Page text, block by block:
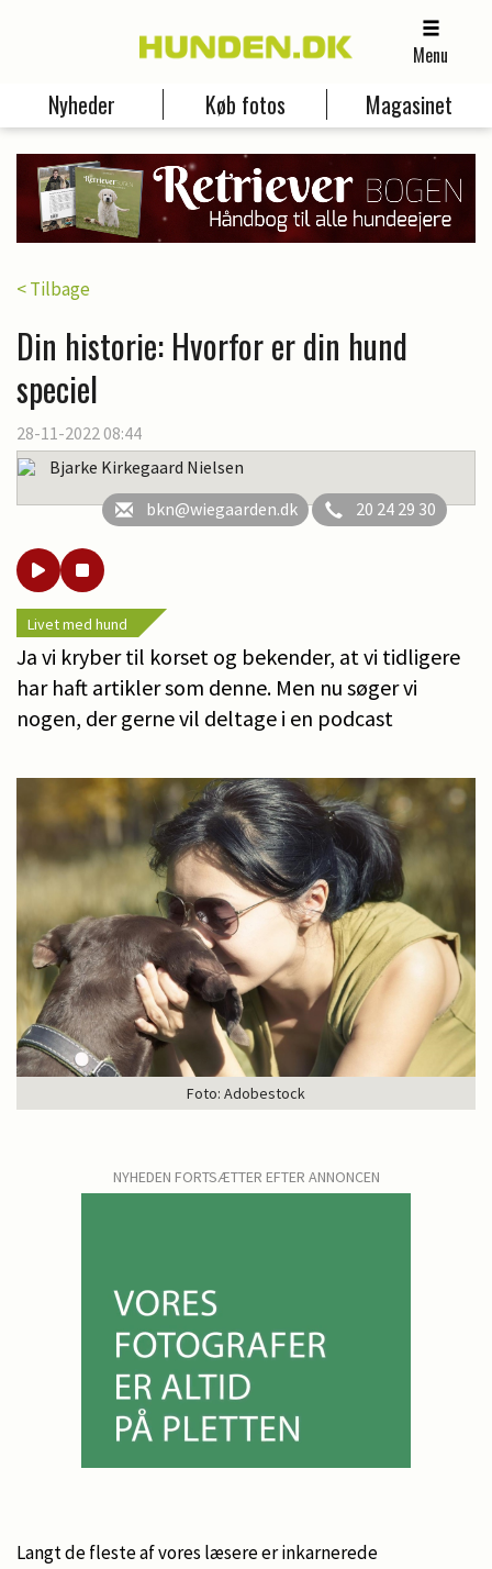
Menu
Nyheder Køb fotos Magasinet
< Tilbage
Din historie: Hvorfor er din hund
speciel
28-11-2022 08:44
Bjarke Kirkegaard Nielsen
bkn@wiegaarden.dk
20 24 29 30
Livet med hund
Ja vi kryber til korset og bekender, at vi tidligere
har haft artikler som denne. Men nu søger vi
nogen, der gerne vil deltage i en podcast
Foto: Adobestock
NYHEDEN FORTSÆTTER EFTER ANNONCEN
Langt de fleste af vores læsere er inkarnerede